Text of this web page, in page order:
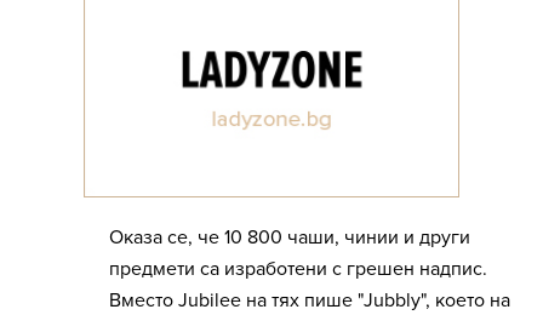
Оказа се, че 10 800 чаши, чинии и други
предмети са изработени с грешен надпис.
Вместо Jubilee на тях пише "Jubbly", което на